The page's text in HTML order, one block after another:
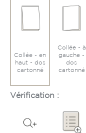
Collée - en
haut - dos
cartonné
Collée - à
gauche -
dos
cartonné
Vérification :